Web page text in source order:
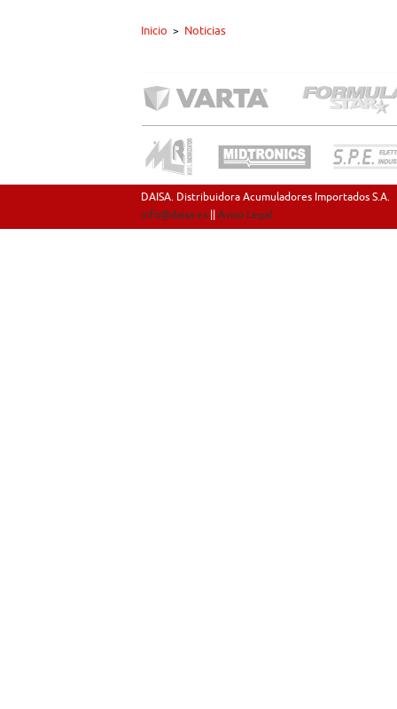
Inicio > Noticias
DAISA. Distribuidora Acumuladores Importados S.A.
info@daisa.es|| Aviso Legal